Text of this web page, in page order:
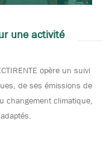
une activité
opère un suivi
de ses émissions de
changement climatique,